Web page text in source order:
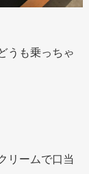
うも乗っちゃ
リームで口当